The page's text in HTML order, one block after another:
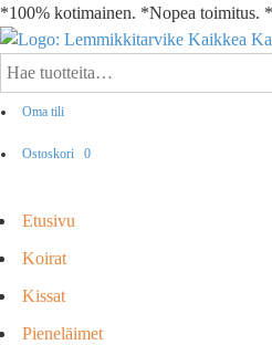
*100% kotimainen. *Nopea toimitus.
Oma tili
Ostoskori 0
Etusivu
Koirat
Kissat
Pieneläimet